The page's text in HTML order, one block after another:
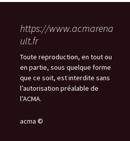
https://www.acmarena
ult.fr
Toute reproduction, en tout ou
en partie, sous quelque forme
que ce soit, est interdite sans
l’autorisation préalable de
l’ACMA.
acma ©